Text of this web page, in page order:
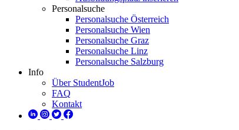
Personalsuche
Personalsuche Österreich
Personalsuche Wien
Personalsuche Graz
Personalsuche Linz
Personalsuche Salzburg
Info
Über StudentJob
FAQ
Kontakt